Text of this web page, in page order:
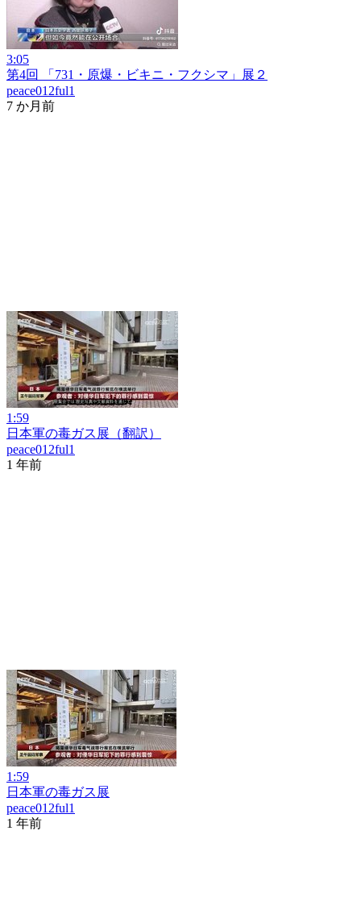
3:05
第4回 「731・原爆・ビキニ・フクシマ」展２
peace012ful1
7 か月前
1:59
日本軍の毒ガス展（翻訳）
peace012ful1
1 年前
1:59
日本軍の毒ガス展
peace012ful1
1 年前